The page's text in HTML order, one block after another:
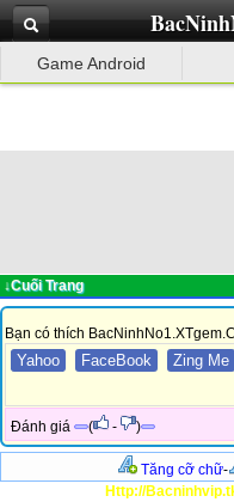
Game Android
↓Cuối Trang
Bạn có thích
Yahoo FaceBook Zing Me
Đánh giá ( - )
Tăng cỡ chữ-
Http://Bacninhvip.tk